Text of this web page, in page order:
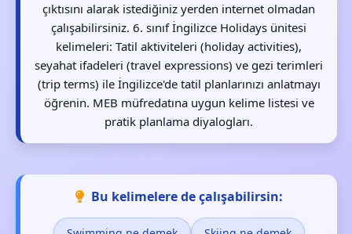
çıktısını alarak istediğiniz yerden internet olmadan
çalışabilirsiniz. 6. sınıf İngilizce Holidays ünitesi
kelimeleri: Tatil aktiviteleri (holiday activities),
seyahat ifadeleri (travel expressions) ve gezi terimleri
(trip terms) ile İngilizce'de tatil planlarınızı anlatmayı
öğrenin. MEB müfredatına uygun kelime listesi ve
pratik planlama diyalogları.
Bu kelimelere de çalışabilirsin: